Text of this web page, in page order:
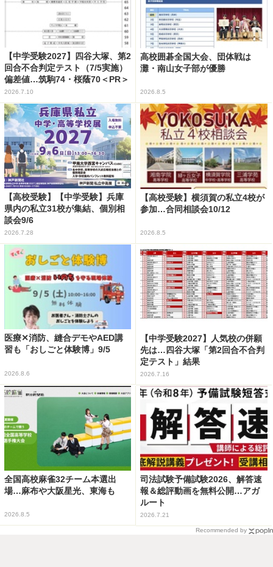
【中学受験2027】四谷大塚、第2
回合不合判定テスト（7/5実施）
偏差値…筑駒74・桜蔭70＜PR＞
2026.7.10
高校囲碁全国大会、団体戦は
灘・南山女子部が優勝
2026.8.5
【高校受験】【中学受験】兵庫
県内の私立31校が集結、個別相
談会9/6
2026.7.28
【高校受験】横須賀の私立4校が
参加…合同相談会10/12
2026.8.5
医療✕消防、縫合デモやAED講
習も「おしごと体験博」9/5
2026.8.6
【中学受験2027】人気校の併願
先は…四谷大塚「第2回合不合判
定テスト」結果
2026.7.16
全国高校麻雀32チーム本選出
場…麻布や大阪星光、東海も
2026.8.5
司法試験予備試験2026、解答速
報＆総評動画を無料公開…アガ
ルート
2026.7.21
Recommended by